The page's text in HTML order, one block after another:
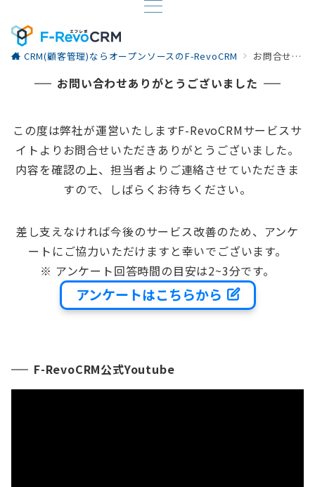
CRM(顧客管理)ならオープンソースのF-RevoCRM お問合せありがとうございます
お問い合わせありがとうございました
この度は弊社が運営いたしますF-RevoCRMサービスサ
イトよりお問合せいただきありがとうございました。
内容を確認の上、担当者よりご連絡させていただきま
すので、しばらくお待ちください。
差し支えなければ今後のサービス改善のため、アンケ
ートにご協力いただけますと幸いでございます。
※ アンケート回答時間の目安は2~3分です。
アンケートはこちらから
F-RevoCRM公式Youtube